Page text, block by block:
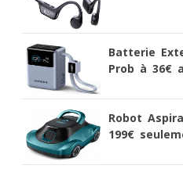
Batterie
Prob à 36€
Robot
199€